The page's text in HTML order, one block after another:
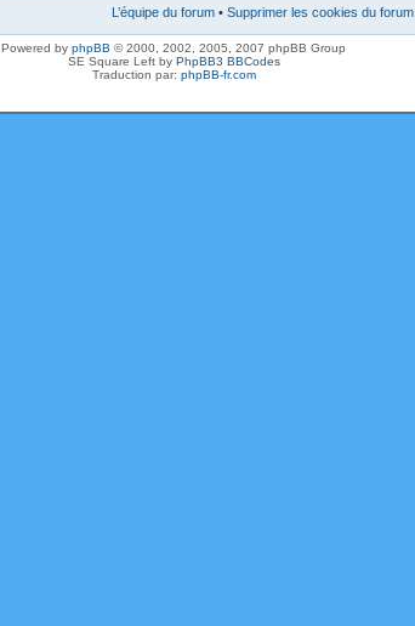
L’équipe du forum • Supprimer les cookies du forum
Powered by phpBB © 2000, 2002, 2005, 2007 phpBB Group
SE Square Left by PhpBB3 BBCodes
Traduction par: phpBB-fr.com